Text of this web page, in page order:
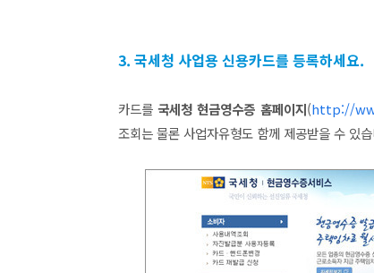
3. 국세청 사업용 신용카드를 등록하세요.
카드를국세청 현금영수증 홈페이지(http://
조회는 물론 사업자유형도 함께 제공받을 수 있